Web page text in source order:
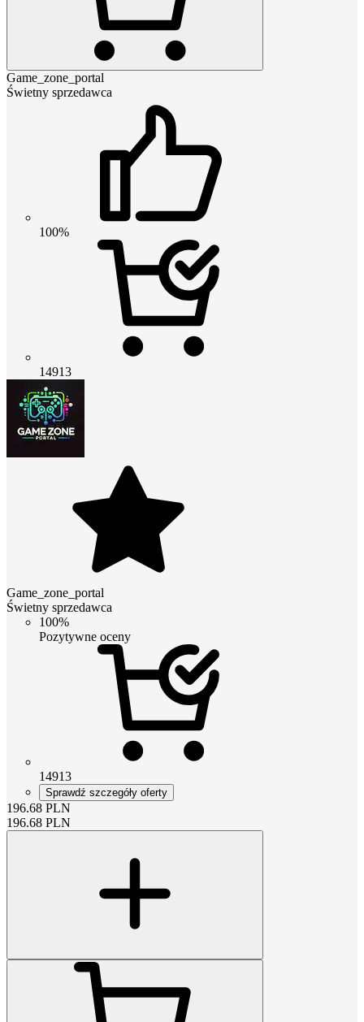
Game_zone_portal
Świetny sprzedawca
100%
14913
Game_zone_portal
Świetny sprzedawca
100%
Pozytywne oceny
14913
Sprawdź szczegóły oferty
196.68 PLN
196.68 PLN